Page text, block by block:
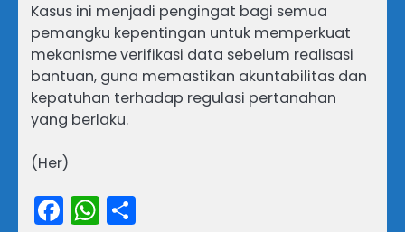
Kasus ini menjadi pengingat bagi semua
pemangku kepentingan untuk memperkuat
mekanisme verifikasi data sebelum realisasi
bantuan, guna memastikan akuntabilitas dan
kepatuhan terhadap regulasi pertanahan
yang berlaku.
(Her)
Facebook
WhatsApp